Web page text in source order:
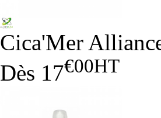
Cica'Mer
Dès 17€00HT